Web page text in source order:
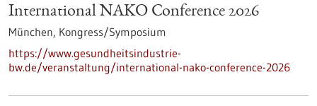
International NAKO Conference 2026
München, Kongress/Symposium
https://www.gesundheitsindustrie-
bw.de/veranstaltung/international-nako-conference-2026